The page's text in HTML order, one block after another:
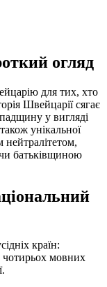
огляд
для тих, хто
Швейцарії сягає
у вигляді
унікальної
нейтралітетом,
батьківщиною
країн:
чотирьох мовних